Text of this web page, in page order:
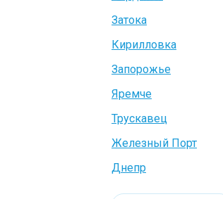
Затока
Кирилловка
Запорожье
Яремче
Трускавец
Железный Порт
Днепр